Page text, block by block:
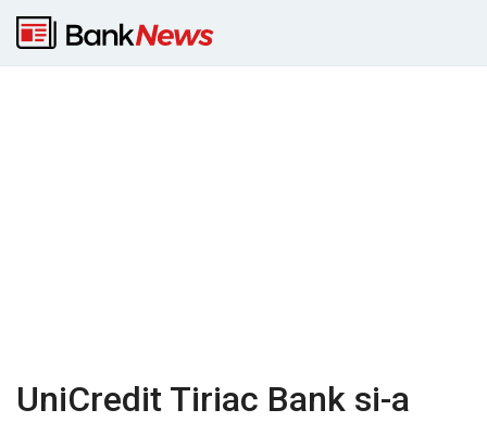
UniCredit Tiriac Bank si-a